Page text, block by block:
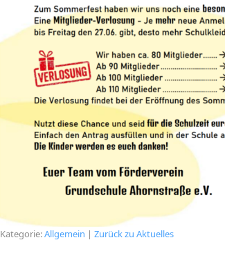
Kategorie:Allgemein | Zurück zu Aktuelles